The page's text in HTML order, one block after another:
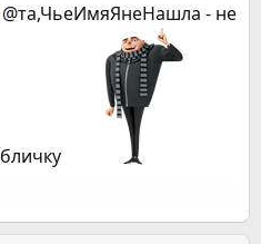
@та,ЧьеИмяЯнеНашла - не